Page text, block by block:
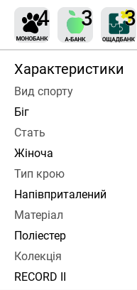
Характеристики
Вид спорту
Біг
Стать
Жіноча
Тип крою
Напівприталений
Матеріал
Поліестер
Колекція
RECORD II